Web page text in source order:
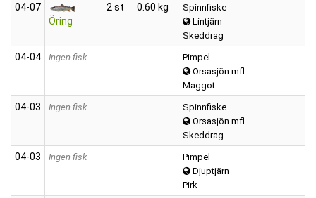
04‑07
Öring
2 st 0.60 kg
Spinnfiske
Lintjärn
Skeddrag
04‑04 Ingen fisk
Pimpel
Orsasjön mfl
Maggot
04‑03 Ingen fisk
Spinnfiske
Orsasjön mfl
Skeddrag
04‑03 Ingen fisk
Pimpel
Djuptjärn
Pirk